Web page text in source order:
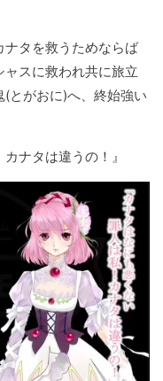
タを救うためならば
スに救われ共に旅立
とがおに)へ、終始強い
ナタは違うの！』